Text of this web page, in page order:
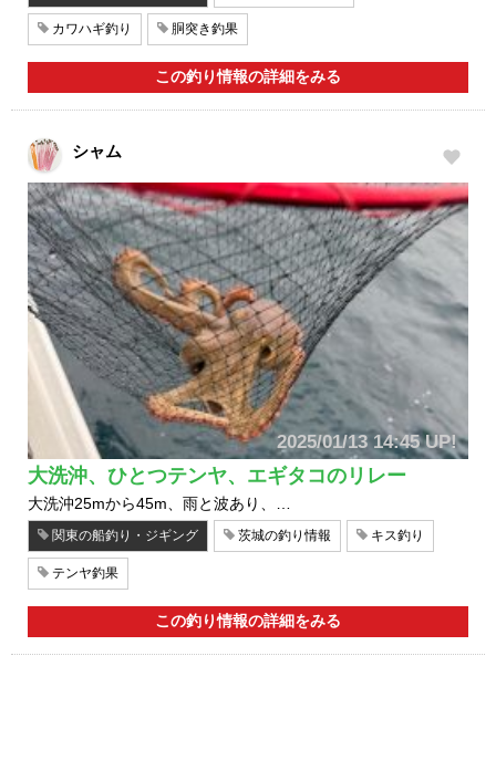
カワハギ釣り 胴突き釣果
この釣り情報の詳細をみる
シャム
2025/01/13 14:45 UP!
大洗沖、ひとつテンヤ、エギタコのリレー
大洗沖25mから45m、雨と波あり、…
関東の船釣り・ジギング 茨城の釣り情報 キス釣り
テンヤ釣果
この釣り情報の詳細をみる